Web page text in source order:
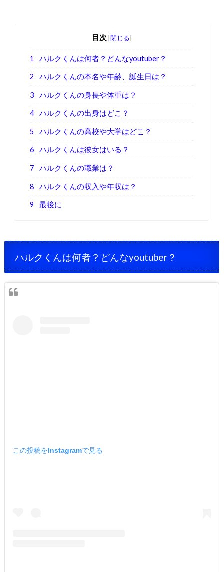
目次 [閉じる]
1 ハルクくんは何者？どんなyoutuber？
2 ハルクくんの本名や年齢、誕生日は？
3 ハルクくんの身長や体重は？
4 ハルクくんの出身はどこ？
5 ハルクくんの高校や大学はどこ？
6 ハルクくんは彼女はいる？
7 ハルクくんの職業は？
8 ハルクくんの収入や年収は？
9 最後に
ハルクくんは何者？どんなyoutuber？
この投稿をInstagramで見る